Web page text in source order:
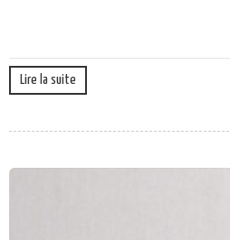
Lire la suite